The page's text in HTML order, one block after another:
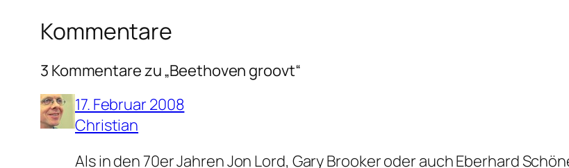
Kommentare
3 Kommentare zu „Beethoven groovt“
17. Februar 2008
Christian
Als in den 70er Jahren Jon Lord, Gary Brooker oder auch Eberhard